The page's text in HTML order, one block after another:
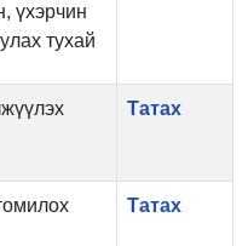
үхэрчин
тухай
Татах
Татах